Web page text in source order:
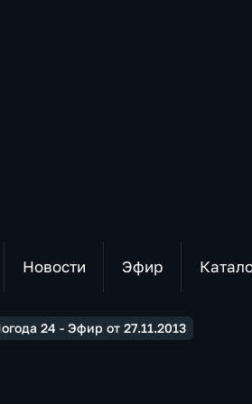
Новости Эфир
24 - Эфир от 27.11.2013